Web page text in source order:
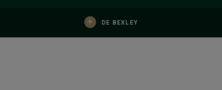
+ DE BEXLEY